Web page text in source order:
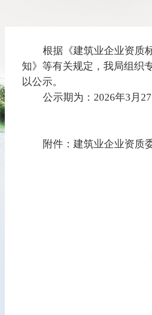
根据《建筑业企业资质
知》等有关规定，我局组织
以公示。
公示期为：2026年3月
附件：建筑业企业资质